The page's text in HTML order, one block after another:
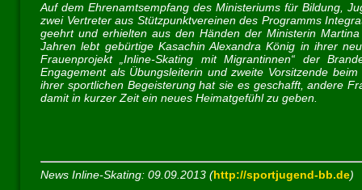
Auf dem Ehrenamtsempfang des Ministeriums für Bildung,
zwei Vertreter aus Stützpunktvereinen des Programms
geehrt und erhielten aus den Händen der Ministerin
Jahren lebt gebürtige Kasachin Alexandra König in ihrer
Frauenprojekt „Inline-Skating mit Migrantinnen“ der
Engagement als Übungsleiterin und zweite Vorsitzende
ihrer sportlichen Begeisterung hat sie es geschafft, andere
damit in kurzer Zeit ein neues Heimatgefühl zu geben.
News Inline-Skating: 09.09.2013 (http://sportjugend-bb.de)